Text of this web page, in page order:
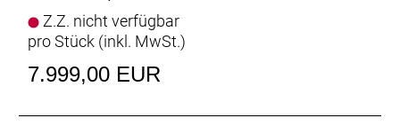
Geschlecht: Uni
Rahmen: 800 Series OCLV Carbon, IsoSpeed,
integriertes Staufach, konisches Steuerrohr, interne
Zugführung, 3S-Kettenführung, Schutzblechösen,
Z.Z. nicht verfügbar
pro Stück (inkl. MwSt.)
7.999,00 EUR